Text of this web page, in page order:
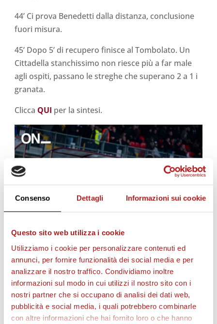
Consenso Dettagli Informazioni sui cookie
Questo sito web utilizza i cookie
Utilizziamo i cookie per personalizzare contenuti ed
annunci, per fornire funzionalità dei social media e per
analizzare il nostro traffico. Condividiamo inoltre
informazioni sul modo in cui utilizzi il nostro sito con i
nostri partner che si occupano di analisi dei dati web,
pubblicità e social media, i quali potrebbero combinarle
con altre informazioni che hai fornito loro o che hanno
44’ Ci prova Benedetti dalla distanza, conclusione
fuori misura.
45’ Dopo 5’ di recupero finisce al Tombolato. Un
Cittadella stanchissimo non riesce più a far male
agli ospiti, passano le streghe che superano 2 a 1 i
granata.
Clicca QUI per la sintesi.
Iltabellino del match:
CITTADELLA – BENEVENTO 1 – 2
Marcatori: 25′ st Moncini, 30’ st Iori (rig.), 41’ st
Maggio